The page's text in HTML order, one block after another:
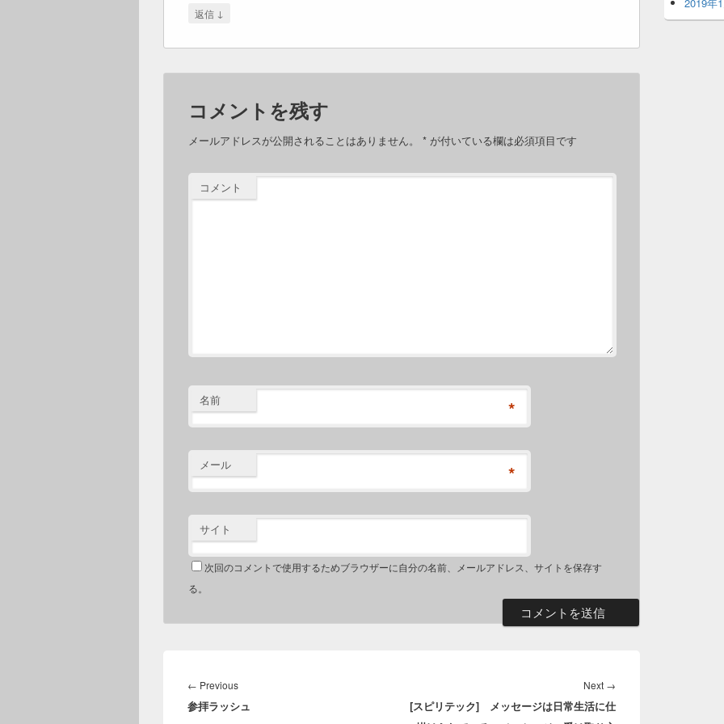
返信 ↓
コメントを残す
メールアドレスが公開されることはありません。 * が付いている欄は必須項目です
コメント
名前 *
メール *
サイト
次回のコメントで使用するためブラウザーに自分の名前、メールアドレス、サイトを保存す
る。
稿
ナ
← Previous
post:
参拝ラッシュ
Next →
[スピリテック] メッセージは日常生活に仕